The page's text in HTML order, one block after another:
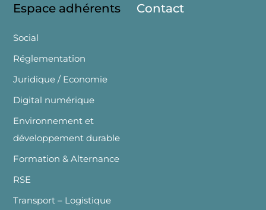
Espace adhérents
Social
Réglementation
Juridique / Economie
Digital numérique
Environnement et
développement durable
Formation & Alternance
RSE
Transport – Logistique
Contact